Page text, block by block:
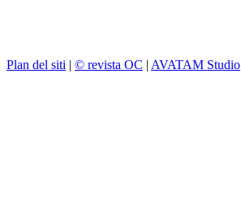
Plan del siti | © revista OC | AVATAM Studio